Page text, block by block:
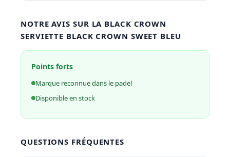
NOTRE AVIS SUR LA BLACK CROWN
SERVIETTE BLACK CROWN SWEET BLEU
Points forts
Marque reconnue dans le padel
Disponible en stock
QUESTIONS FRÉQUENTES